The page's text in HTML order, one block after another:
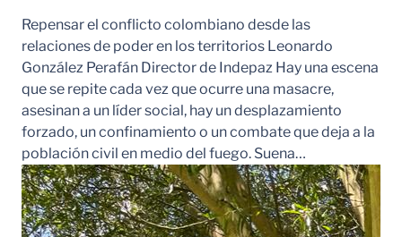
Repensar el conflicto colombiano desde las
relaciones de poder en los territorios Leonardo
González Perafán Director de Indepaz Hay una escena
que se repite cada vez que ocurre una masacre,
asesinan a un líder social, hay un desplazamiento
forzado, un confinamiento o un combate que deja a la
población civil en medio del fuego. Suena…